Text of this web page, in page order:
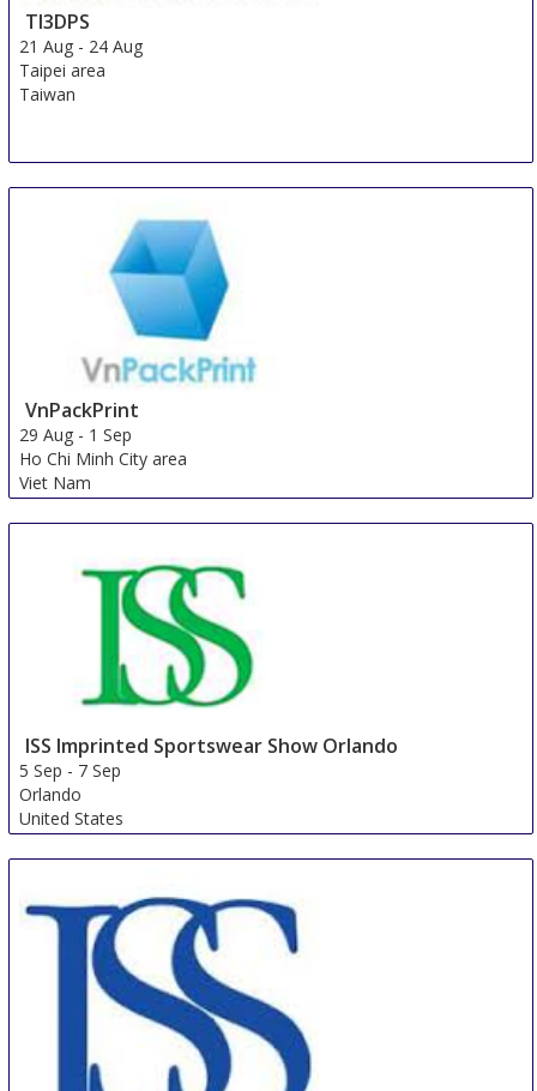
TI3DPS
21 Aug - 24 Aug
Taipei area
Taiwan
VnPackPrint
29 Aug - 1 Sep
Ho Chi Minh City area
Viet Nam
ISS Imprinted Sportswear Show Orlando
5 Sep - 7 Sep
Orlando
United States